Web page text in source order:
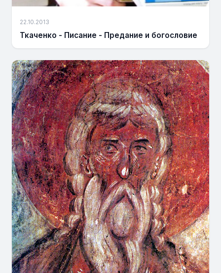
22.10.2013
Ткаченко - Писание - Предание и богословие